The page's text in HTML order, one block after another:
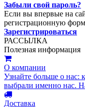
Забыли свой пароль?
Если вы впервые на
регистрационную
Зарегистрироваться
РАССЫЛКА
Полезная информация
О компании
Узнайте больше о
выбрали именно нас.
Доставка